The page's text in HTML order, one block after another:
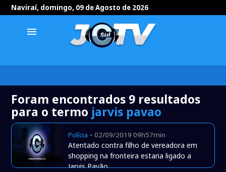
Naviraí, domingo, 09 de Agosto de 2026
menu
Foram encontrados 9 resultados
para o termo jarvis pavao
Polícia -02/09/2019 09h57min
Atentado contra filho de vereadora em
shopping na fronteira estaria ligado a
Jarvis Pavão